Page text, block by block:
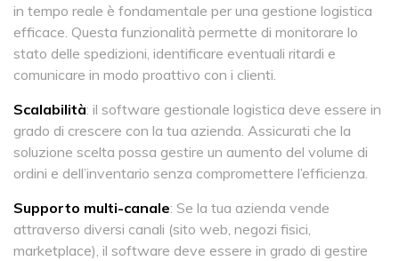
in tempo reale è fondamentale per una gestione logistica
efficace. Questa funzionalità permette di monitorare lo
stato delle spedizioni, identificare eventuali ritardi e
comunicare in modo proattivo con i clienti.
Scalabilità: il software gestionale logistica deve essere in
grado di crescere con la tua azienda. Assicurati che la
soluzione scelta possa gestire un aumento del volume di
ordini e dell’inventario senza compromettere l’efficienza.
Supporto multi-canale: Se la tua azienda vende
attraverso diversi canali (sito web, negozi fisici,
marketplace), il software deve essere in grado di gestire